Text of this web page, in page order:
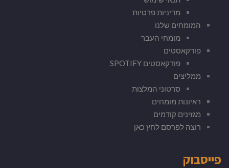
מדיניות פרטיות
המומחים שלנו
מומחי העבר
פודקאסטים
פודקאסטים SPOTIFY
ממליצים
סרטוני המלצות
ראיונות מומחים
מגזינים קודמים
רוצה לפרסם לחץ כאן
פייסבוק